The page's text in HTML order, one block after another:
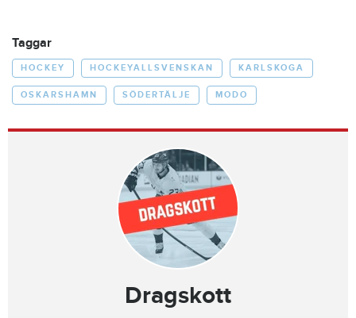
Taggar
HOCKEY HOCKEYALLSVENSKAN KARLSKOGA
OSKARSHAMN SÖDERTÄLJE MODO
Dragskott